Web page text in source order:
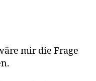
mir die Frage